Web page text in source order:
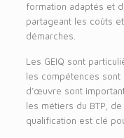
formation adaptés et
partageant les coûts
démarches.
Les GEIQ sont
les compétences
d’œuvre sont
les métiers du BTP,
qualification est clé